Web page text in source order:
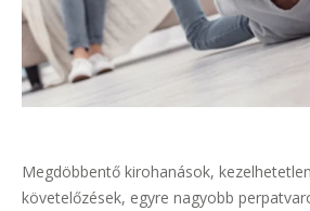
Megdöbbentő kirohanások,
követelőzések, egyre nagyobb